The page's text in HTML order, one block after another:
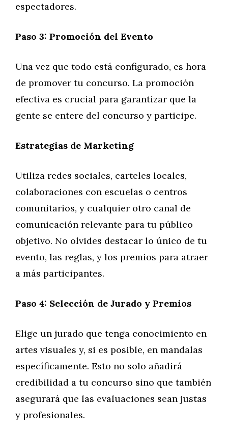
espectadores.
Paso 3: Promoción del Evento
Una vez que todo está configurado, es hora
de promover tu concurso. La promoción
efectiva es crucial para garantizar que la
gente se entere del concurso y participe.
Estrategias de Marketing
Utiliza redes sociales, carteles locales,
colaboraciones con escuelas o centros
comunitarios, y cualquier otro canal de
comunicación relevante para tu público
objetivo. No olvides destacar lo único de tu
evento, las reglas, y los premios para atraer
a más participantes.
Paso 4: Selección de Jurado y Premios
Elige un jurado que tenga conocimiento en
artes visuales y, si es posible, en mandalas
específicamente. Esto no solo añadirá
credibilidad a tu concurso sino que también
asegurará que las evaluaciones sean justas
y profesionales.